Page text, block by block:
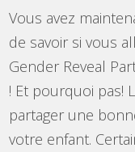
Vous avez
de savoir si vous
Gender Reveal
! Et pourquoi pas!
partager une
votre enfant.